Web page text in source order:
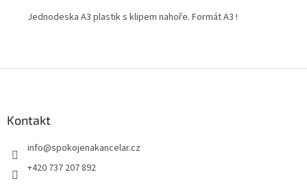
Jednodeska A3 plastik s klipem nahoře. Formát A3 !
Kontakt
info@spokojenakancelar.cz
+420 737 207 892